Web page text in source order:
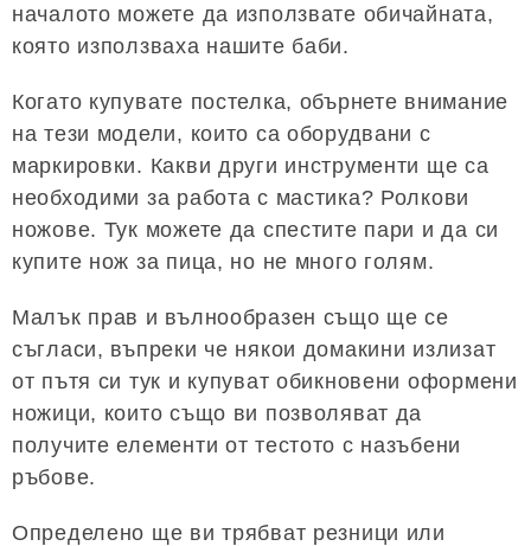
началото можете да използвате обичайната,
която използваха нашите баби.
Когато купувате постелка, обърнете внимание
на тези модели, които са оборудвани с
маркировки. Какви други инструменти ще са
необходими за работа с мастика? Ролкови
ножове. Тук можете да спестите пари и да си
купите нож за пица, но не много голям.
Малък прав и вълнообразен също ще се
съгласи, въпреки че някои домакини излизат
от пътя си тук и купуват обикновени оформени
ножици, които също ви позволяват да
получите елементи от тестото с назъбени
ръбове.
Определено ще ви трябват резници или